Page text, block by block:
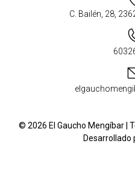
C. Bailén, 28,
© 2026 El Gaucho Mengíbar |
Desarrollado